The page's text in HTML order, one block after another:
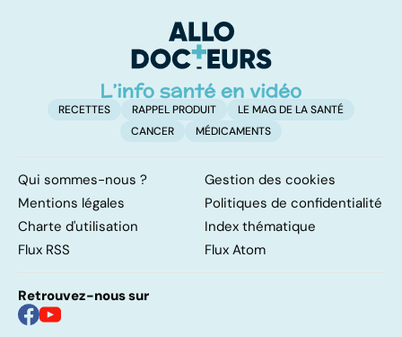
RECETTES RAPPEL PRODUIT
LE MAG DE LA SANTÉ
CANCER
MÉDICAMENTS
Qui sommes-nous ?
Gestion des cookies
Mentions légales
Politiques de confidentialité
Charte d'utilisation
Index thématique
Flux RSS
Flux Atom
Retrouvez-nous sur